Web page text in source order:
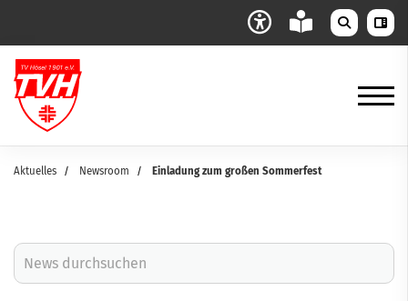
Aktuelles Newsroom Einladung zum großen Sommerfest